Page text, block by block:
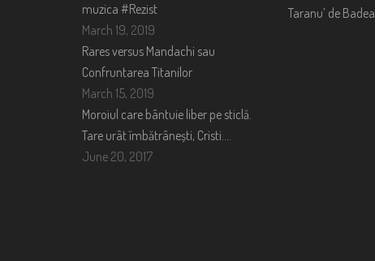
muzica #Rezist
March 19, 2019
Rares versus Mandachi sau
Confruntarea Titanilor
March 15, 2019
Moroiul care bântuie liber pe sticlă.
Tare urât îmbătrânești, Cristi….
June 20, 2017
Taranu’ de Badea